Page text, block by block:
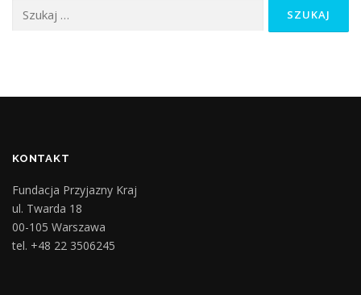
KONTAKT
Fundacja Przyjazny Kraj
ul. Twarda 18
00-105 Warszawa
tel. +48 22 3506245